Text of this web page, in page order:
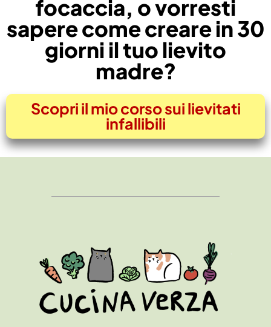
focaccia, o vorresti
sapere come creare in 30
giorni il tuo lievito
madre?
Scopri il mio corso sui lievitati
infallibili